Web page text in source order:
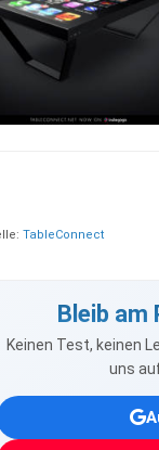
TableConnect
Bleib am
Keinen Test, keinen
uns